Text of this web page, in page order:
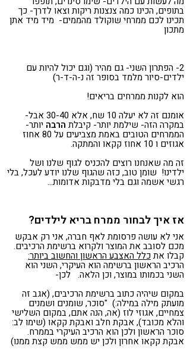
בתופים, הכינו כמה צנצנות ריקות וצאו לדרך- כך
תכינו לכם ממרחי שוקולד מהממים- מיד מיד אתן
מתכון
2- הפתרון השני- גם מהיר (וגם יכול להיות עם
ילדים-סיור מלמד בסופר זה נ-ה-ד-ר)
הוא לקנות ממרחים בריאים!
אומנם זה לא יעלה 10 שח, אלא 30-40 אבל-
במקרה הזה- שילמת יותר- קיבלת הרבה יותר-
הממרחים הטובים באמת מצביעים על 80 אחוז
אגוזים ו 10 אחוז קקאו והמתקה.
זה מה שאנחנו רוצים להכניס לגוף שלנו ושל
ילדינו! שומן טוב, כזה שהגוף שלנו יודע לעכל, בלי
רגשי אשמה וגם בלי מדבקות אדומות…
אז איך לבחור ממרח בריא לילדים?
אני לא עושה פרסומת לאף חברה, אני רק אבקש
מכם לסובב את המוצר ולקרוא ברשימת הרכיבים.
קבלו אתכלל האצבע הראשון והחשוב ביותר:
הרכיב הראשון ברשימה הוא העיקרי, השני הוא
השני בכמותו במוצר, וכן הלאה. לכן-
במקום שיהיה כתוב ברשימת הרכיבים, (אגב זה
מועתק מילה במילה:) "סוכר, שומנים ושמנים
צמחיים, אגוזי לוז (אה, הנה אתם, במקום השלישי
והלא מכובד), אבקת חלב ואבקת קקאו (שימו לב:
סוכר הראשון ולכן הוא הרכיב העיקרי בממרח.
אבקת קקאו אחרון ולכן יש ממש ממש קצת ממנו)